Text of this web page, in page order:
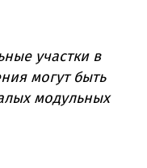
участки в
могут быть
модульных